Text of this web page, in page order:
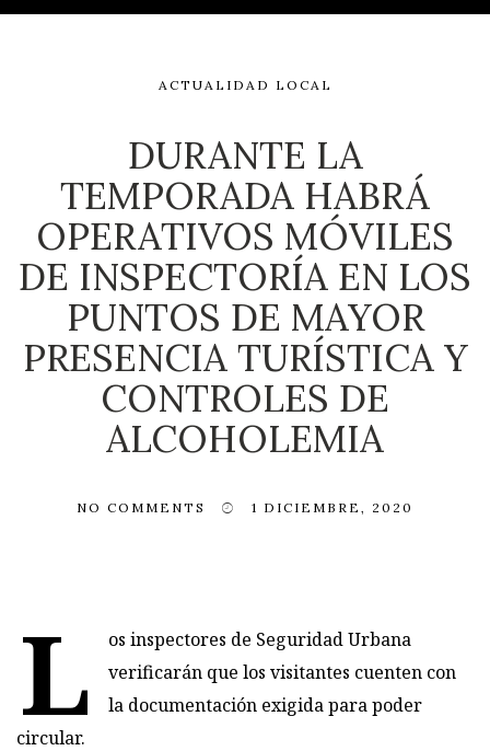
ACTUALIDAD LOCAL
DURANTE LA
TEMPORADA HABRÁ
OPERATIVOS MÓVILES
DE INSPECTORÍA EN LOS
PUNTOS DE MAYOR
PRESENCIA TURÍSTICA Y
CONTROLES DE
ALCOHOLEMIA
NO COMMENTS 1 DICIEMBRE, 2020
L
os inspectores de Seguridad Urbana
verificarán que los visitantes cuenten con
la documentación exigida para poder
circular.